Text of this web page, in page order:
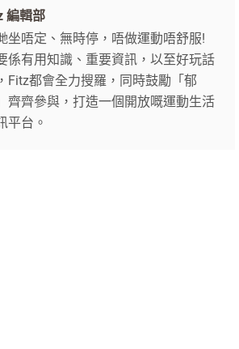
編輯部
坐唔定、無時停，唔做運動唔舒服!
係有用知識、重要資訊，以至好玩話
Fitz都會全力搜羅，同時鼓勵「郁
齊齊參與，打造一個開放嘅運動生活
平台。